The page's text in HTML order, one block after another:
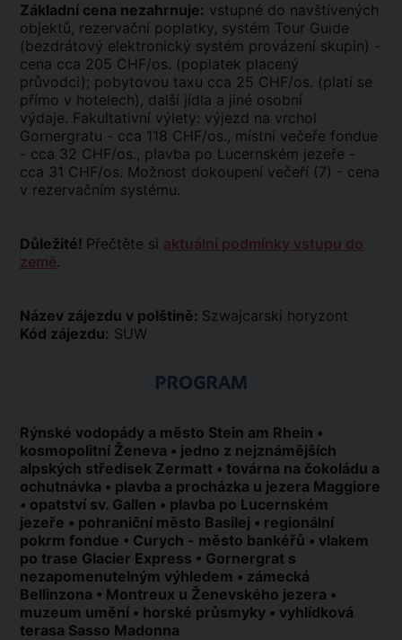
Základní cena nezahrnuje: vstupné do navštívených
objektů, rezervační poplatky, systém Tour Guide
(bezdrátový elektronický systém provázení skupin) -
cena cca 205 CHF/os. (poplatek placený
průvodci); pobytovou taxu cca 25 CHF/os. (platí se
přímo v hotelech), další jídla a jiné osobní
výdaje. Fakultativní výlety: výjezd na vrchol
Gornergratu - cca 118 CHF/os., místní večeře fondue
- cca 32 CHF/os., plavba po Lucernském jezeře -
cca 31 CHF/os. Možnost dokoupení večeří (7) - cena
v rezervačním systému.
Důležité! Přečtěte si aktuální podmínky vstupu do
země.
Název zájezdu v polštině: Szwajcarski horyzont
Kód zájezdu: SUW
PROGRAM
Rýnské vodopády a město Stein am Rhein •
kosmopolitní Ženeva • jedno z nejznámějších
alpských středisek Zermatt • továrna na čokoládu a
ochutnávka • plavba a procházka u jezera Maggiore
• opatství sv. Gallen • plavba po Lucernském
jezeře • pohraniční město Basilej • regionální
pokrm fondue • Curych - město bankéřů • vlakem
po trase Glacier Express • Gornergrat s
nezapomenutelným výhledem • zámecká
Bellinzona • Montreux u Ženevského jezera •
muzeum umění • horské průsmyky • vyhlídková
terasa Sasso Madonna